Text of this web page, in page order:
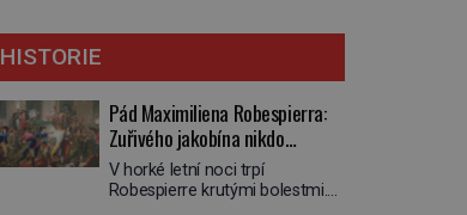
HISTORIE
Pád Maximiliena Robespierra:
Zuřivého jakobína nikdo
nelitoval?
V horké letní noci trpí
Robespierre krutými bolestmi.